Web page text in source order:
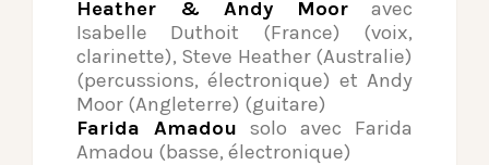
Heather & Andy Moor avec
Isabelle Duthoit (France) (voix,
clarinette), Steve Heather (Australie)
(percussions, électronique) et Andy
Moor (Angleterre) (guitare)
Farida Amadou solo avec Farida
Amadou (basse, électronique)